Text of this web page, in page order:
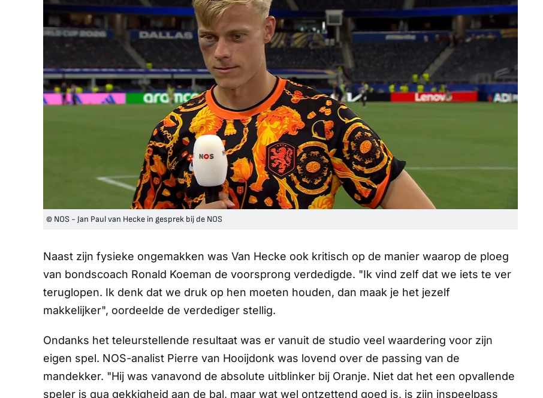
© NOS - Jan Paul van Hecke in gesprek bij de NOS
Naast zijn fysieke ongemakken was Van Hecke ook kritisch op de manier waarop de ploeg
van bondscoach Ronald Koeman de voorsprong verdedigde. "Ik vind zelf dat we iets te ver
teruglopen. Ik denk dat we druk op hen moeten houden, dan maak je het jezelf
makkelijker", oordeelde de verdediger stellig.
Ondanks het teleurstellende resultaat was er vanuit de studio veel waardering voor zijn
eigen spel. NOS-analist Pierre van Hooijdonk was lovend over de passing van de
mandekker. "Hij was vanavond de absolute uitblinker bij Oranje. Niet dat het een opvallende
speler is qua gekkigheid aan de bal, maar wat wel ontzettend goed is, is zijn inspeelpass